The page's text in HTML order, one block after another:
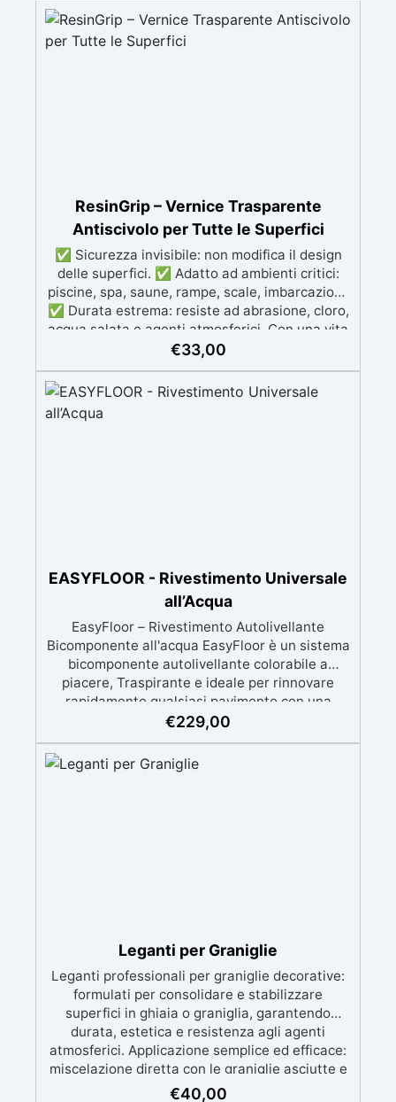
ResinGrip – Vernice Trasparente
Antiscivolo per Tutte le Superfici
✅ Sicurezza invisibile: non modifica il design
delle superfici. ✅ Adatto ad ambienti critici:
piscine, spa, saune, rampe, scale, imbarcazioni.
✅ Durata estrema: resiste ad abrasione, cloro,
acqua salata e agenti atmosferici. Con una vita
media di oltre 10 anni. ✅ Facile applicazione:
nche piccole crepe e difetti ✅ Soluzione
professionale e certificata con Dichiarazione di
€33,00
EASYFLOOR - Rivestimento Universale
all’Acqua
EasyFloor – Rivestimento Autolivellante
Bicomponente all'acqua EasyFloor è un sistema
bicomponente autolivellante colorabile a
piacere, Traspirante e ideale per rinnovare
rapidamente qualsiasi pavimento con una
finitura resistente, uniforme e personalizzabile.
su superfici difficili anche verticali. Riempie
crepe e irregolarità del pavimento.
giorno successivo
€229,00
Leganti per Graniglie
Leganti professionali per graniglie decorative:
formulati per consolidare e stabilizzare
superfici in ghiaia o graniglia, garantendo
durata, estetica e resistenza agli agenti
atmosferici. Applicazione semplice ed efficace:
miscelazione diretta con le graniglie asciutte e
posa facilitata anche su superfici preesistenti,
€40,00